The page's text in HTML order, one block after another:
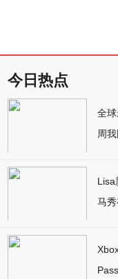
今日热点
全
周
Lisa
马